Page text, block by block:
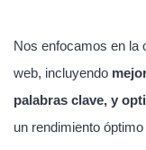
Nos enfocamos en la
web, incluyendo
palabras clave, y
un rendimiento